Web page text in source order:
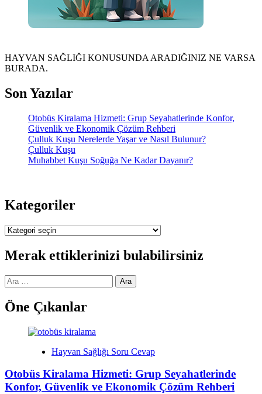
HAYVAN SAĞLIĞI KONUSUNDA ARADIĞINIZ NE VARSA
BURADA.
Son Yazılar
Otobüs Kiralama Hizmeti: Grup Seyahatlerinde Konfor,
Güvenlik ve Ekonomik Çözüm Rehberi
Çulluk Kuşu Nerelerde Yaşar ve Nasıl Bulunur?
Çulluk Kuşu
Muhabbet Kuşu Soğuğa Ne Kadar Dayanır?
Kategoriler
Kategoriler
Merak ettiklerinizi bulabilirsiniz
Arama:
Öne Çıkanlar
Hayvan Sağlığı Soru Cevap
Otobüs Kiralama Hizmeti: Grup Seyahatlerinde
Konfor, Güvenlik ve Ekonomik Çözüm Rehberi